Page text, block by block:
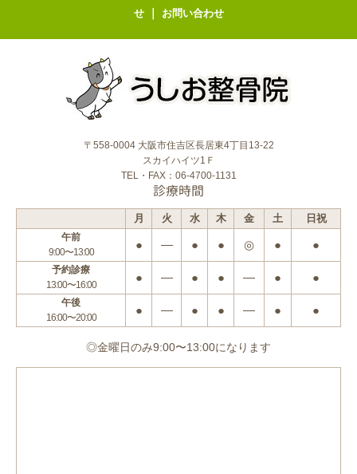
せ｜ お問い合わせ
〒558-0004 大阪市住吉区長居東4丁目13-22
スカイハイツ1Ｆ
TEL・FAX：06-4700-1131
診療時間
月 火 水 木 金 土 日祝
午前
9:00〜13:00
● ― ● ● ◎ ● ●
予約診療
13:00〜16:00
● ― ● ● ― ● ●
午後
16:00〜20:00
● ― ● ● ― ● ●
◎金曜日のみ9:00〜13:00になります